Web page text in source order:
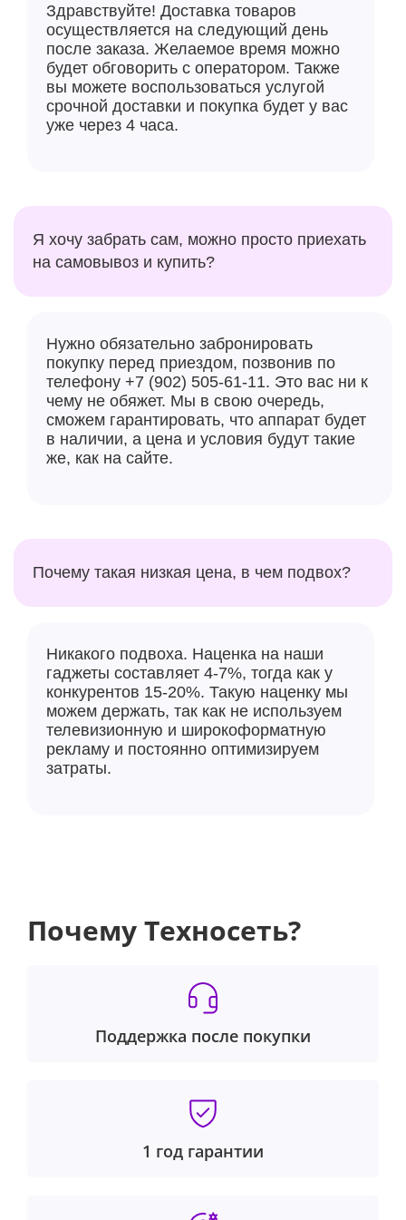
Здравствуйте! Доставка товаров
осуществляется на следующий день
после заказа. Желаемое время можно
будет обговорить с оператором. Также
вы можете воспользоваться услугой
срочной доставки и покупка будет у вас
уже через 4 часа.
Я хочу забрать сам, можно просто приехать
на самовывоз и купить?
Нужно обязательно забронировать
покупку перед приездом, позвонив по
телефону +7 (902) 505-61-11. Это вас ни к
чему не обяжет. Мы в свою очередь,
сможем гарантировать, что аппарат будет
в наличии, а цена и условия будут такие
же, как на сайте.
Почему такая низкая цена, в чем подвох?
Никакого подвоха. Наценка на наши
гаджеты составляет 4-7%, тогда как у
конкурентов 15-20%. Такую наценку мы
можем держать, так как не используем
телевизионную и широкоформатную
рекламу и постоянно оптимизируем
затраты.
Почему Техносеть?
Поддержка после покупки
1 год гарантии